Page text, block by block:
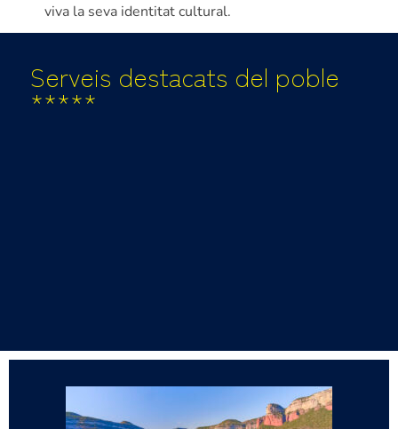
viva la seva identitat cultural.
Serveis destacats del poble
*****